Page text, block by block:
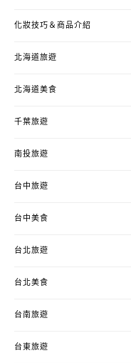
化妝技巧＆商品介紹
北海道旅遊
北海道美食
千葉旅遊
南投旅遊
台中旅遊
台中美食
台北旅遊
台北美食
台南旅遊
台東旅遊